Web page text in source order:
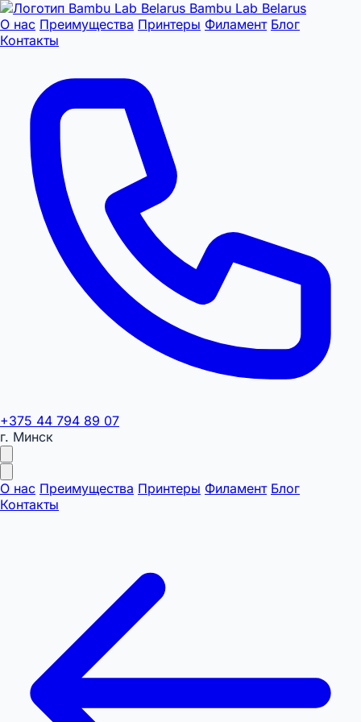
Bambu Lab Belarus
О нас Преимущества Принтеры Филамент Блог
Контакты
+375 44 794 89 07
г. Минск
О нас Преимущества Принтеры Филамент Блог
Контакты